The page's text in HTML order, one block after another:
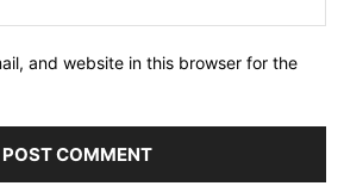
and website in this browser for the